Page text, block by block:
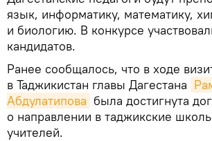
язык, информатику, математику,
и биологию. В конкурсе
кандидатов.
Ранее сообщалось, что в ходе
в Таджикистан главы Дагестана
Абдулатипова была достигнута
о направлении в таджикские
учителей.